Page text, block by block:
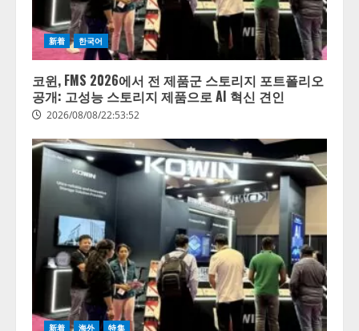
新着 한국어
코윈, FMS 2026에서 전 제품군 스토리지 포트폴리오
공개: 고성능 스토리지 제품으로 AI 혁신 견인
2026/08/08/22:53:52
新着 海外 特集
2
【開催報告】次世代AIプラットフ
ォーム「TAIZA」および新サービ
スに関する記者発表会を開催
2026/08/07/17:53:45